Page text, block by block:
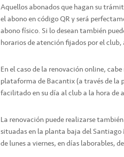
Aquellos abonados que hagan su
el abono en código QR y será
abono físico. Si lo desean también
horarios de atención fijados por el
En el caso de la renovación online,
plataforma de Bacantix (a través de la
facilitado en su día al club a la hora de
La renovación puede realizarse
situadas en la planta baja del
de lunes a viernes, en días laborables,